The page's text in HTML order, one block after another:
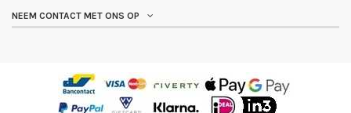
NEEM CONTACT MET ONS OP